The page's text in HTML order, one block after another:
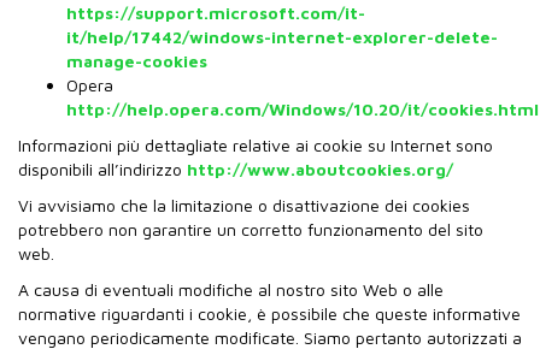
https://support.microsoft.com/it-
it/help/17442/windows-internet-explorer-delete-
manage-cookies
Opera
http://help.opera.com/Windows/10.20/it/cookies.html
Informazioni più dettagliate relative ai cookie su Internet sono
disponibili all’indirizzo http://www.aboutcookies.org/
Vi avvisiamo che la limitazione o disattivazione dei cookies
potrebbero non garantire un corretto funzionamento del sito
web.
A causa di eventuali modifiche al nostro sito Web o alle
normative riguardanti i cookie, è possibile che queste informative
vengano periodicamente modificate. Siamo pertanto autorizzati a